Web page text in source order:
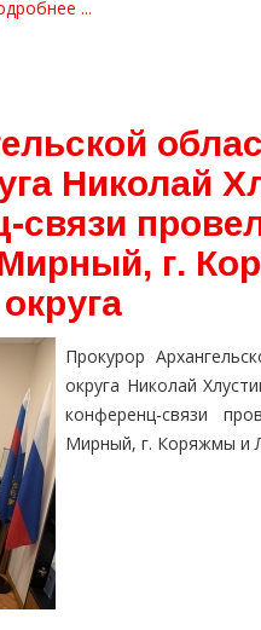
...
Николай
связи
г.
Прокурор
округа Николай
конференц-связи
Мирный, г. Коряжмы и